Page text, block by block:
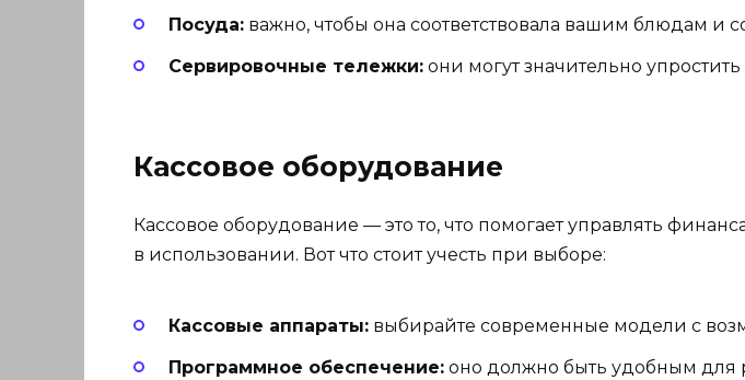
Посуда: важно, чтобы она соответствовала вашим блюдам и
Сервировочные тележки: они могут значительно
Кассовое оборудование
Кассовое оборудование — это то, что помогает управлять
в использовании. Вот что стоит учесть при выборе:
Кассовые аппараты: выбирайте современные модели с
Программное обеспечение: оно должно быть удобным для